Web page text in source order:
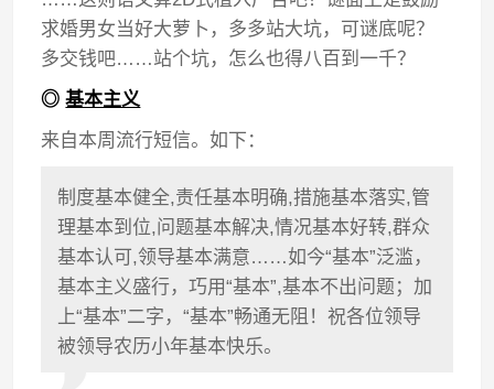
求婚男女当好大萝卜，多多站大坑，可谜底呢？
多交钱吧……站个坑，怎么也得八百到一千？
◎基本主义
来自本周流行短信。如下：
制度基本健全,责任基本明确,措施基本落实,管
理基本到位,问题基本解决,情况基本好转,群众
基本认可,领导基本满意……如今“基本”泛滥，
基本主义盛行，巧用“基本”,基本不出问题；加
上“基本”二字，“基本”畅通无阻！祝各位领导
被领导农历小年基本快乐。